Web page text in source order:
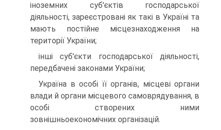
іноземних суб'єктів господарської
діяльності, за­реєстровані як такі в Україні та
мають постійне місцезнаходження на
території України;
інші суб'єкти господарської діяльності,
передбачені законами України;
Україна в особі її органів, місцеві органи
влади й органи місцево­го самоврядування, в
особі створених ними
зовнішньоекономічних організацій.